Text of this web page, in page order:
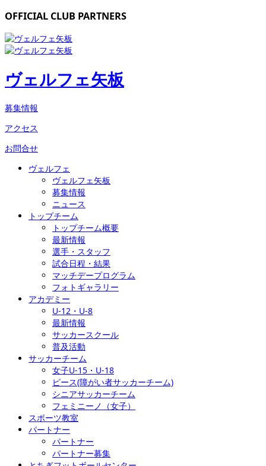
OFFICIAL CLUB PARTNERS
ヴェルフェ矢板
募集情報
アクセス
お問合せ
ヴェルフェ
ヴェルフェ矢板
募集情報
ニュース
トップチーム
トップチーム概要
最新情報
選手・スタッフ
試合日程・結果
マッチデープログラム
フォトギャラリー
アカデミー
U-12・U-8
最新情報
サッカースクール
普及活動
サッカーチーム
女子U-15・U-18
ピース(障がい者サッカーチーム)
シニアサッカーチーム
フェミニーノ（女子）
スポーツ教室
パートナー
パートナー
パートナー募集